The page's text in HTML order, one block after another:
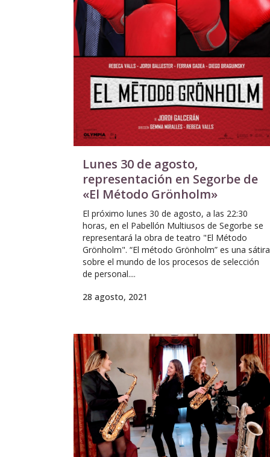
Lunes 30 de agosto,
representación en Segorbe de
«El Método Grönholm»
El próximo lunes 30 de agosto, a las 22:30
horas, en el Pabellón Multiusos de Segorbe se
representará la obra de teatro "El Método
Grönholm". “El método Grönholm” es una sátira
sobre el mundo de los procesos de selección
de personal....
28 agosto, 2021